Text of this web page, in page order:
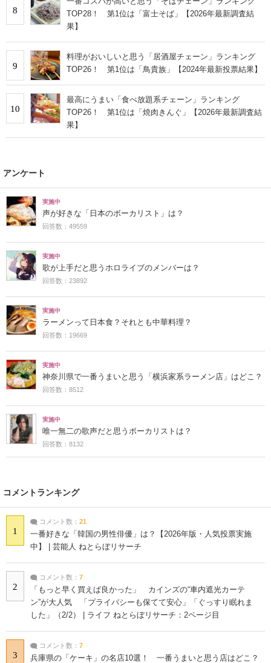
8
TOP28！ 第1位は「富士そば」【2026年最新調査結
果】
9
料理がおいしいと思う「居酒屋チェーン」ランキング
TOP26！ 第1位は「鳥貴族」【2024年最新投票結果】
10
最高にうまい「食べ放題系チェーン」ランキング
TOP26！ 第1位は「焼肉きんぐ」【2026年最新調査結
果】
アンケート
実施中
声が好きな「日本のボーカリスト」は？
回答数：49559
実施中
歌が上手だと思うホロライブのメンバーは？
回答数：23892
実施中
ラーメンって日本食？それとも中華料理？
回答数：19669
実施中
神奈川県で一番うまいと思う「横浜家系ラーメン店」はどこ？
回答数：8512
実施中
唯一無二の歌声だと思うボーカリストは？
回答数：8132
コメントランキング
1
コメント数： 21
一番好きな「韓国の男性俳優」は？【2026年版・人気投票実施
中】 | 芸能人 ねとらぼリサーチ
2
コメント数： 7
「もっと早く買えば良かった」 カインズの“車内遮光カーテ
ン”が大人気 「プライバシーも保てて安心」「ぐっすり眠れま
した」（2/2） | ライフ ねとらぼリサーチ：2ページ目
3
コメント数： 7
兵庫県の「ケーキ」の名店10選！ 一番うまいと思う店はどこ？